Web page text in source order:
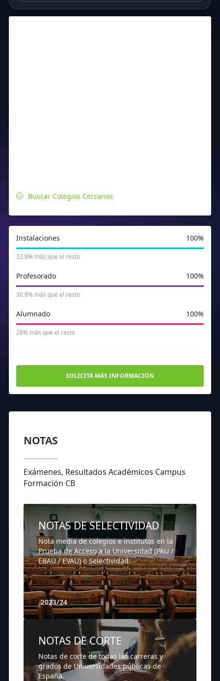
Buscar Colegios Cercanos
Instalaciones 100%
32.8% más que el resto
Profesorado 100%
30.8% más que el resto
Alumnado 100%
28% más que el resto
SOLICITA MÁS INFORMACIÓN
NOTAS
Exámenes, Resultados Académicos Campus
Formación CB
NOTAS DE SELECTIVIDAD
Nota media de colegios e institutos en la
Prueba de Acceso a la Universidad (PAU /
EBAU / EVAU) o Selectividad.
2023/24
NOTAS DE CORTE
Notas de corte de todas las carreras y
grados de Universidades públicas de
España.